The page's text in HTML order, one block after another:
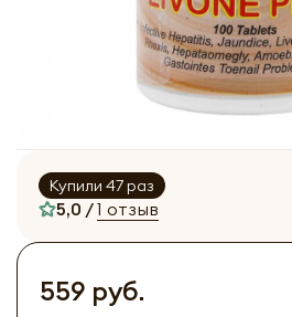
Купили 47 раз
5,0 /1 отзыв
559 руб.